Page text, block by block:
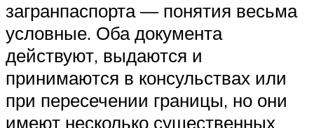
загранпаспорта — понятия весьма
условные. Оба документа
действуют, выдаются и
принимаются в консульствах или
при пересечении границы, но они
имеют несколько существенных